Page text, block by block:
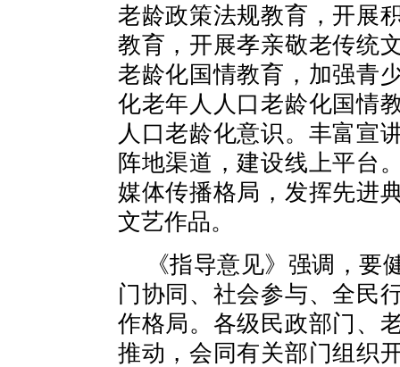
老龄政策法规教育，开展
教育，开展孝亲敬老传统
老龄化国情教育，加强青
化老年人人口老龄化国情
人口老龄化意识。丰富宣
阵地渠道，建设线上平台
媒体传播格局，发挥先进
文艺作品。
《指导意见》强调，要
门协同、社会参与、全民
作格局。各级民政部门、
推动，会同有关部门组织